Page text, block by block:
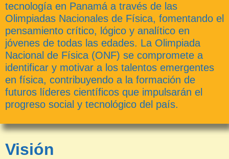
tecnología en Panamá a través de las
Olimpiadas Nacionales de Física, fomentando el
pensamiento crítico, lógico y analítico en
jóvenes de todas las edades. La Olimpiada
Nacional de Física (ONF) se compromete a
identificar y motivar a los talentos emergentes
en física, contribuyendo a la formación de
futuros líderes científicos que impulsarán el
progreso social y tecnológico del país.
Visión